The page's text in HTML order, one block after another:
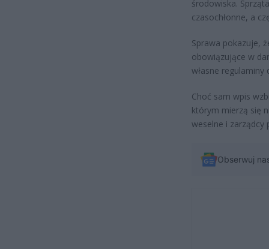
środowiska.
czasochłonne, a
Sprawa pokazuje,
obowiązujące w
własne
Choć sam wpis
którym mierzą się
weselne i zarządcy
Obserwuj